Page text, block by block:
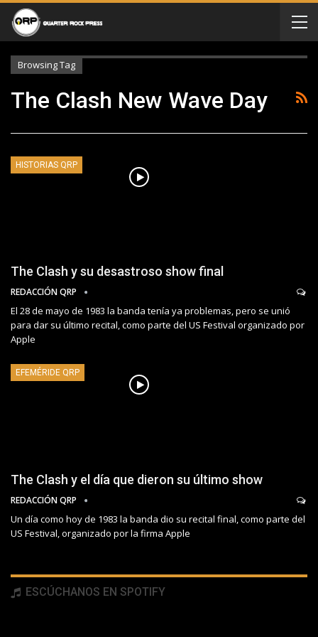
Browsing Tag
The Clash New Wave Day
HISTORIAS QRP
The Clash y su desastroso show final
REDACCIÓN QRP
El 28 de mayo de 1983 la banda tenía ya problemas, pero se unió
para dar su último recital, como parte del US Festival organizado por
Apple
EFEMÉRIDE QRP
The Clash y el día que dieron su último show
REDACCIÓN QRP
Un día como hoy de 1983 la banda dio su recital final, como parte del
US Festival, organizado por la firma Apple
ESCÚCHANOS EN SPOTIFY